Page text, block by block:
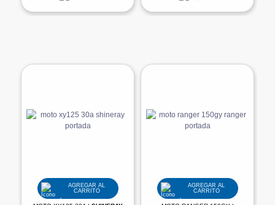
AGREGAR AL
CARRITO
AGREGAR AL
CARRITO